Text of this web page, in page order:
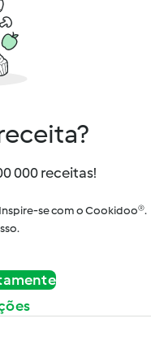
000 receitas!
se com o Cookidoo®.